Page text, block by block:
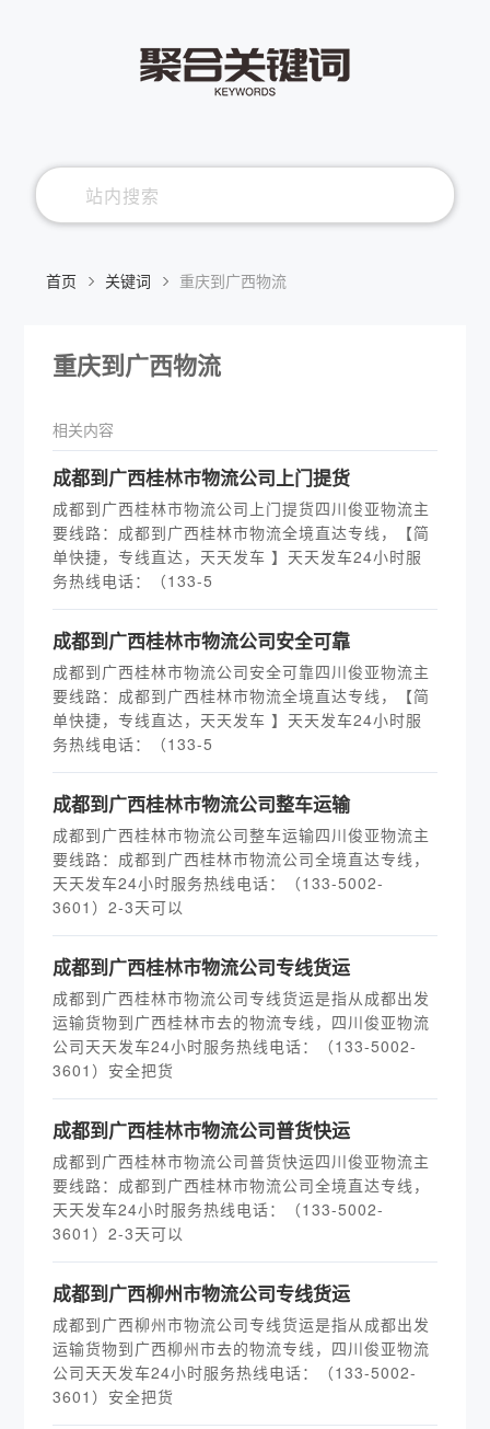
首页 关键词 重庆到广西物流
重庆到广西物流
相关内容
​成都到广西桂林市物流公司上门提货
成都到广西桂林市物流公司上门提货四川俊亚物流主
要线路：成都到广西桂林市物流全境直达专线，【简
单快捷，专线直达，天天发车 】天天发车24小时服
务热线电话：（133-5
​成都到广西桂林市物流公司安全可靠
成都到广西桂林市物流公司安全可靠四川俊亚物流主
要线路：成都到广西桂林市物流全境直达专线，【简
单快捷，专线直达，天天发车 】天天发车24小时服
务热线电话：（133-5
​成都到广西桂林市物流公司整车运输
成都到广西桂林市物流公司整车运输四川俊亚物流主
要线路：成都到广西桂林市物流公司全境直达专线，
天天发车24小时服务热线电话：（133-5002-
3601）2-3天可以
​成都到广西桂林市物流公司专线货运
成都到广西桂林市物流公司专线货运是指从成都出发
运输货物到广西桂林市去的物流专线，四川俊亚物流
公司天天发车24小时服务热线电话：（133-5002-
3601）安全把货
​成都到广西桂林市物流公司普货快运
成都到广西桂林市物流公司普货快运四川俊亚物流主
要线路：成都到广西桂林市物流公司全境直达专线，
天天发车24小时服务热线电话：（133-5002-
3601）2-3天可以
​成都到广西柳州市物流公司专线货运
成都到广西柳州市物流公司专线货运是指从成都出发
运输货物到广西柳州市去的物流专线，四川俊亚物流
公司天天发车24小时服务热线电话：（133-5002-
3601）安全把货